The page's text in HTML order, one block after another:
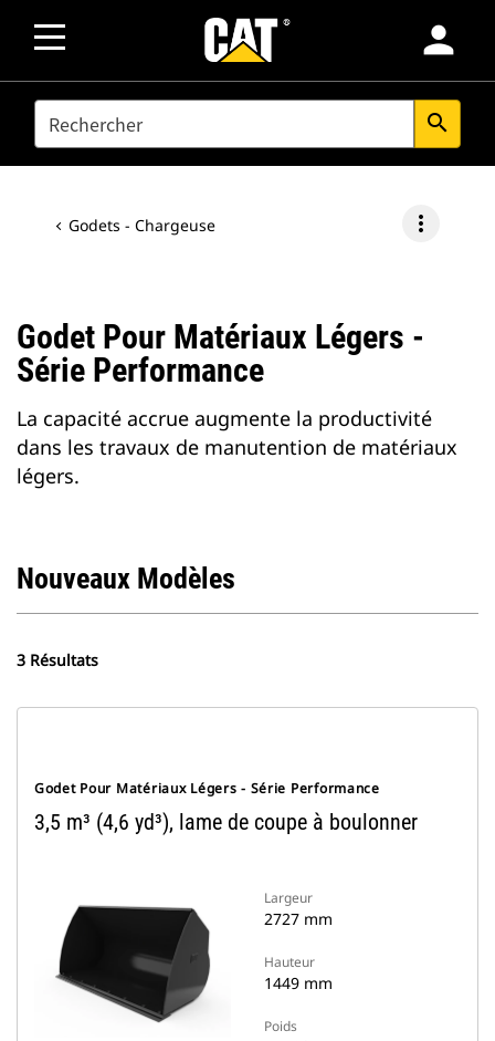
person
SEARCH search
Godets - Chargeuse more_vert
Godet Pour Matériaux Légers -
Série Performance
La capacité accrue augmente la productivité
dans les travaux de manutention de matériaux
légers.
Nouveaux Modèles
3 Résultats
Godet Pour Matériaux Légers - Série Performance
3,5 m³ (4,6 yd³), lame de coupe à boulonner
Largeur
2727 mm
Hauteur
1449 mm
Poids